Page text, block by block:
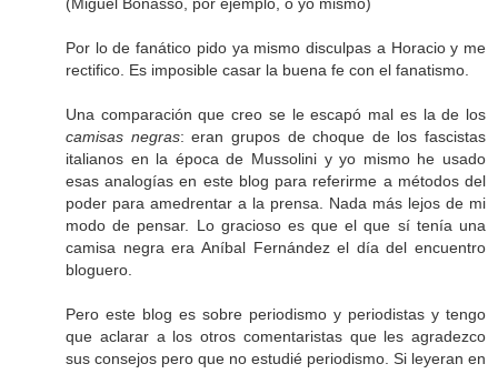
(Miguel Bonasso, por ejemplo, o yo mismo)
Por lo de fanático pido ya mismo disculpas a Horacio y me
rectifico. Es imposible casar la buena fe con el fanatismo.
Una comparación que creo se le escapó mal es la de los
camisas negras: eran grupos de choque de los fascistas
italianos en la época de Mussolini y yo mismo he usado
esas analogías en este blog para referirme a métodos del
poder para amedrentar a la prensa. Nada más lejos de mi
modo de pensar. Lo gracioso es que el que sí tenía una
camisa negra era Aníbal Fernández el día del encuentro
bloguero.
Pero este blog es sobre periodismo y periodistas y tengo
que aclarar a los otros comentaristas que les agradezco
sus consejos pero que no estudié periodismo. Si leyeran en